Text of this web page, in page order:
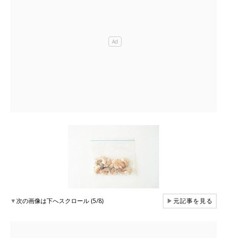
▼次の画像は下へスクロール (5/8) ▶元記事を見る